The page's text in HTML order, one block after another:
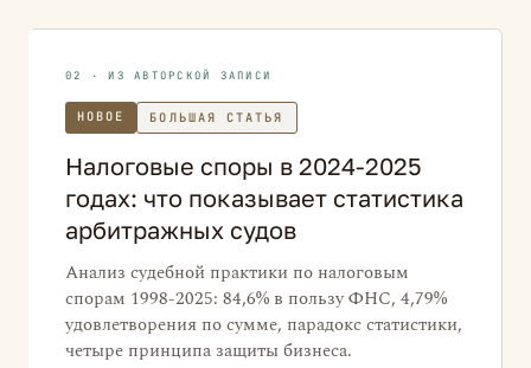
02 · ИЗ АВТОРСКОЙ ЗАПИСИ
НОВОЕ БОЛЬШАЯ СТАТЬЯ
Налоговые споры в 2024-2025
годах: что показывает статистика
арбитражных судов
Анализ судебной практики по налоговым
спорам 1998-2025: 84,6% в пользу ФНС, 4,79%
удовлетворения по сумме, парадокс статистики,
четыре принципа защиты бизнеса.